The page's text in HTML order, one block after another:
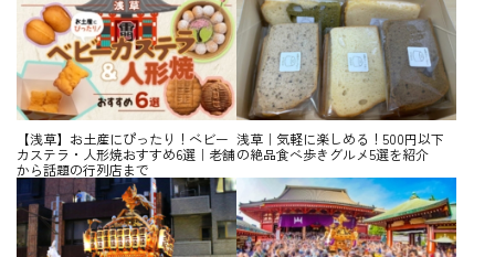
【浅草】お土産にぴったり！ベビー
カステラ・人形焼おすすめ6選｜老舗
から話題の行列店まで
浅草｜気軽に楽しめる！500円以下
の絶品食べ歩きグルメ5選を紹介